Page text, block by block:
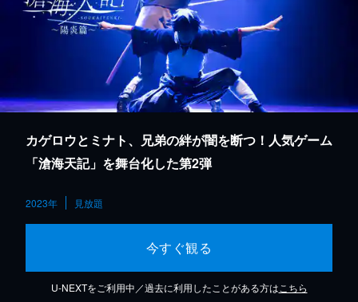
カゲロウとミナト、兄弟の絆が闇を断つ！人気ゲーム
「滄海天記」を舞台化した第2弾
2023年 見放題
今すぐ観る
U-NEXTをご利用中／過去に利用したことがある方は こちら